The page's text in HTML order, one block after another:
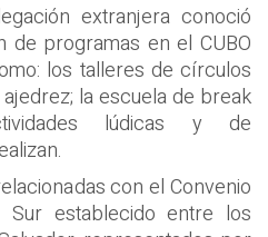
extranjera conoció
de programas en el CUBO
los talleres de círculos
la escuela de break
lúdicas y de
con el Convenio
establecido entre los